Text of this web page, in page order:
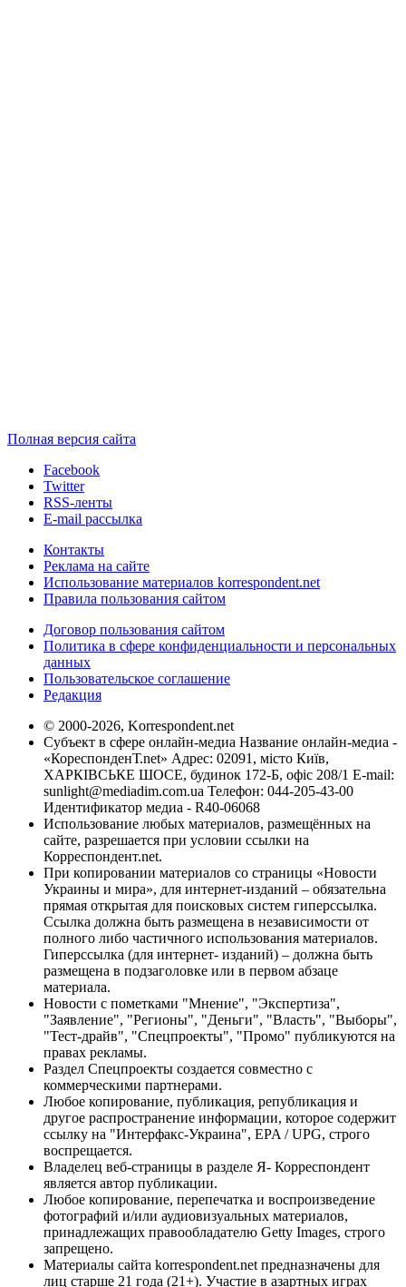
Полная версия сайта
Facebook
Twitter
RSS-ленты
E-mail рассылка
Контакты
Реклама на сайте
Использование материалов korrespondent.net
Правила пользования сайтом
Договор пользования сайтом
Политика в сфере конфиденциальности и персональных
данных
Пользовательское соглашение
Редакция
© 2000-2026, Korrespondent.net
Субъект в сфере онлайн-медиа Название онлайн-медиа -
«КореспонденТ.net» Адрес: 02091, місто Київ,
ХАРКІВСЬКЕ ШОСЕ, будинок 172-Б, офіс 208/1 E-mail:
sunlight@mediadim.com.ua Телефон: 044-205-43-00
Идентификатор медиа - R40-06068
Использование любых материалов, размещённых на
сайте, разрешается при условии ссылки на
Корреспондент.net.
При копировании материалов со страницы «Новости
Украины и мира», для интернет-изданий – обязательна
прямая открытая для поисковых систем гиперссылка.
Ссылка должна быть размещена в независимости от
полного либо частичного использования материалов.
Гиперссылка (для интернет- изданий) – должна быть
размещена в подзаголовке или в первом абзаце
материала.
Новости с пометками "Мнение", "Экспертиза",
"Заявление", "Регионы", "Деньги", "Власть", "Выборы",
"Тест-драйв", "Спецпроекты", "Промо" публикуются на
правах рекламы.
Раздел Спецпроекты создается совместно с
коммерческими партнерами.
Любое копирование, публикация, републикация и
другое распространение информации, которое содержит
ссылку на "Интерфакс-Украина", EPA / UPG, строго
воспрещается.
Владелец веб-страницы в разделе Я- Корреспондент
является автор публикации.
Любое копирование, перепечатка и воспроизведение
фотографий и/или аудиовизуальных материалов,
принадлежащих правообладателю Getty Images, строго
запрещено.
Материалы сайта korrespondent.net предназначены для
лиц старше 21 года (21+). Участие в азартных играх